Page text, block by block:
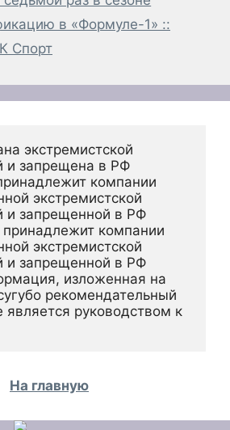
в «Формуле-1» ::
Спорт
экстремистской
и запрещена в РФ
компании
экстремистской
и запрещенной в РФ
компании
экстремистской
и запрещенной в РФ
изложенная на
рекомендательный
является руководством к
На главную